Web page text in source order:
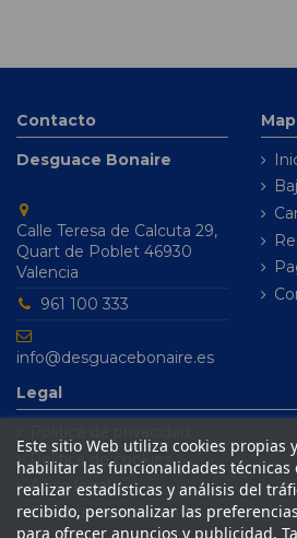
Contacto
Desguace Bonaire
Calle Teresa de Calcuta 29,
Quart de Poblet 46930
Valencia
961 100 333
info@desguacebonaire.es
Legal
Política de cookies
Aviso legal
Condiciones de venta
Este sitio Web utiliza cookies propias
habilitar las funcionalidades técnicas
realizar estadísticas y análisis del
recibido, personalizar las
para ofrecer anuncios y publicidad.